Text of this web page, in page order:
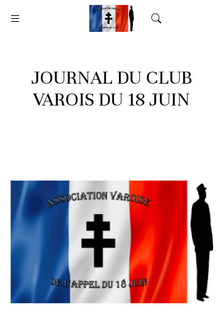
JOURNAL DU CLUB
VAROIS DU 18 JUIN